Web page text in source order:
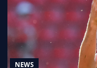
NEWS